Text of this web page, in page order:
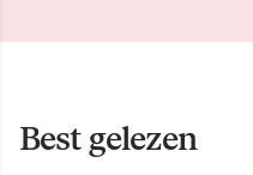
Best gelezen